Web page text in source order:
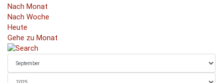
Nach Monat
Nach Woche
Heute
Gehe zu Monat